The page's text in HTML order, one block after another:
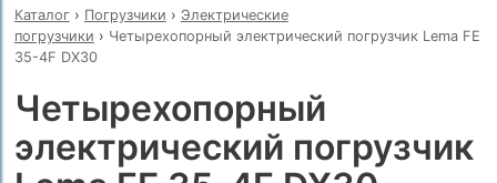
Каталог› Погрузчики › Электрические
погрузчики › Четырехопорный электрический погрузчик Lema FE
35-4F DX30
Четырехопорный
электрический погрузчик